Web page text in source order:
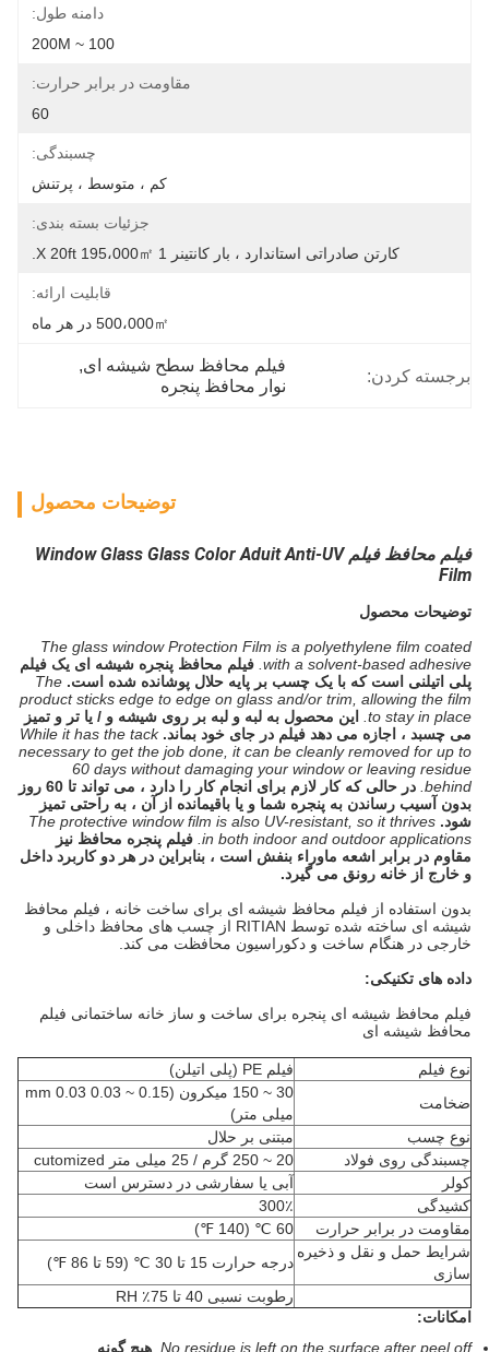
دامنه طول:
100 ~ 200M
مقاومت در برابر حرارت:
60
چسبندگی:
کم ، متوسط ​​، پرتنش
جزئیات بسته بندی:
کارتن صادراتی استاندارد ، بار کانتینر 1 X 20ft 195،000㎡.
قابلیت ارائه:
500،000㎡ در هر ماه
برجسته کردن:
فیلم محافظ سطح شیشه ای,
نوار محافظ پنجره
توضیحات محصول
فیلم محافظ فیلم Window Glass Glass Color Aduit Anti-UV
Film
توضیحات محصول
The glass window Protection Film is a polyethylene film coated
with a solvent-based adhesive.
فیلم محافظ پنجره شیشه ای یک فیلم
پلی اتیلنی است که با یک چسب بر پایه حلال پوشانده شده است. The
product sticks edge to edge on glass and/or trim, allowing the film
to stay in place.
این محصول به لبه و لبه بر روی شیشه و / یا تر و تمیز
می چسبد ، اجازه می دهد فیلم در جای خود بماند. While it has the tack
necessary to get the job done, it can be cleanly removed for up to
60 days without damaging your window or leaving residue
behind.
در حالی که کار لازم برای انجام کار را دارد ، می تواند تا 60 روز
بدون آسیب رساندن به پنجره شما و یا باقیمانده از آن ، به راحتی تمیز
شود. The protective window film is also UV-resistant, so it thrives
in both indoor and outdoor applications.
فیلم پنجره محافظ نیز
مقاوم در برابر اشعه ماوراء بنفش است ، بنابراین در هر دو کاربرد داخل
و خارج از خانه رونق می گیرد.
بدون استفاده از فیلم محافظ شیشه ای برای ساخت خانه ، فیلم محافظ
شیشه ای ساخته شده توسط RITIAN از چسب های محافظ داخلی و
خارجی در هنگام ساخت و دکوراسیون محافظت می کند.
داده های تکنیکی:
فیلم محافظ شیشه ای پنجره برای ساخت و ساز خانه ساختمانی فیلم
محافظ شیشه ای
نوع فیلم
فیلم PE (پلی اتیلن)
ضخامت
30 ~ 150 میکرون (0.15 ~ 0.03 mm 0.03
میلی متر)
نوع چسب
مبتنی بر حلال
چسبندگی روی فولاد
20 ~ 250 گرم / 25 میلی متر cutomized
کولر
آبی یا سفارشی در دسترس است
کشیدگی
300٪
مقاومت در برابر حرارت
60 ℃ (140 ℉)
شرایط حمل و نقل و ذخیره
سازی
درجه حرارت 15 تا 30 ℃ (59 تا 86 ℉)
رطوبت نسبی 40 تا 75٪ RH
امکانات:
No residue is left on the surface after peel off.
هیچ گونه